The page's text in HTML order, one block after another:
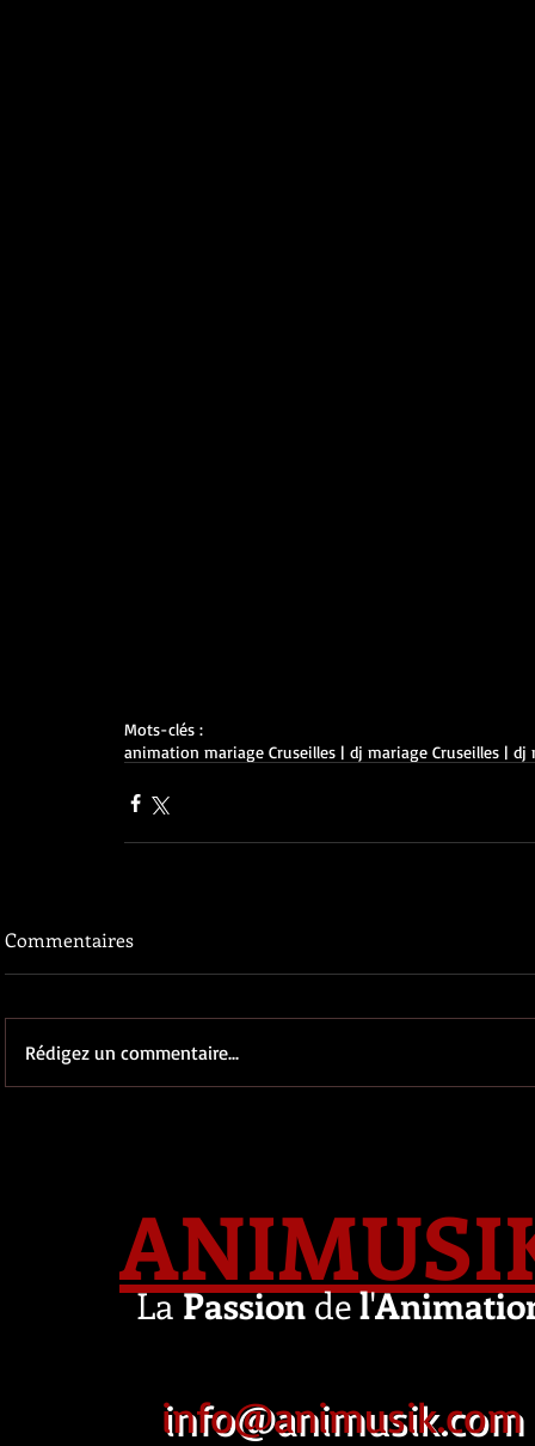
Mots-clés :
animation mariage Cruseilles | dj mariage Cruseilles | dj
Commentaires
Rédigez un commentaire...
LaPassiondel'
info@animusik.com